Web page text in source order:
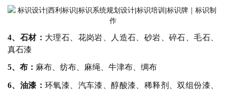
4、 石材： 大理石、花岗岩、人造石、砂岩、碎石、毛石、
真石漆
5、 布： 麻布、纺布、麻绳、牛津布、绸布
6、 油漆：环氧漆、汽车漆、醇酸漆、稀释剂、双组份漆、